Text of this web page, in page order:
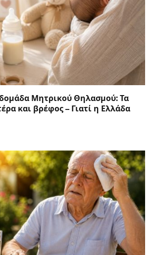
Μητρικού Θηλασμού: Τα
και βρέφος – Γιατί η Ελλάδα